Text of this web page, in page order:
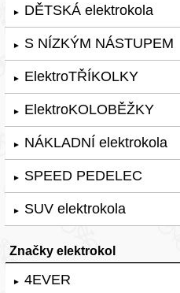
► DĚTSKÁ elektrokola
► S NÍZKÝM NÁSTUPEM
► ElektroTŘÍKOLKY
► ElektroKOLOBĚŽKY
► NÁKLADNÍ elektrokola
► SPEED PEDELEC
► SUV elektrokola
Značky elektrokol
► 4EVER